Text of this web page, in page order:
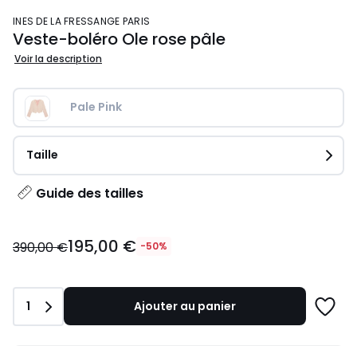
INES DE LA FRESSANGE PARIS
Veste-boléro Ole rose pâle
Voir la description
Pale Pink
Taille
Guide des tailles
€
390,00
€
390,00 €195,00 € -50%
Quantité
1 Ajouter au panier